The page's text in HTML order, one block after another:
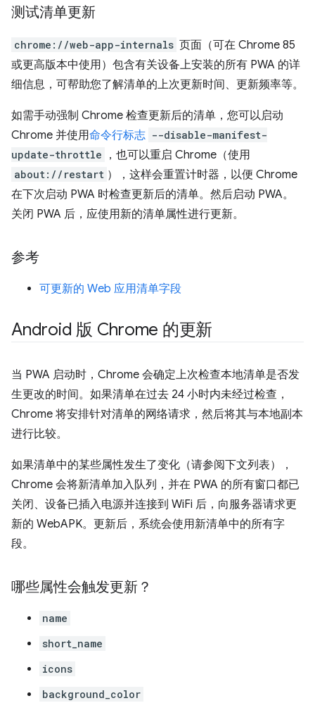
测试清单更新
chrome://web-app-internals 页面（可在 Chrome 85
或更高版本中使用）包含有关设备上安装的所有 PWA 的详
细信息，可帮助您了解清单的上次更新时间、更新频率等。
如需手动强制 Chrome 检查更新后的清单，您可以启动
Chrome 并使用命令行标志 --disable-manifest-
update-throttle
，也可以重启 Chrome（使用
about://restart ），这样会重置计时器，以便 Chrome
在下次启动 PWA 时检查更新后的清单。然后启动 PWA。
关闭 PWA 后，应使用新的清单属性进行更新。
参考
可更新的 Web 应用清单字段
Android 版 Chrome 的更新
当 PWA 启动时，Chrome 会确定上次检查本地清单是否发
生更改的时间。如果清单在过去 24 小时内未经过检查，
Chrome 将安排针对清单的网络请求，然后将其与本地副本
进行比较。
如果清单中的某些属性发生了变化（请参阅下文列表），
Chrome 会将新清单加入队列，并在 PWA 的所有窗口都已
关闭、设备已插入电源并连接到 WiFi 后，向服务器请求更
新的 WebAPK。更新后，系统会使用新清单中的所有字
段。
哪些属性会触发更新？
name
short_name
icons
background_color